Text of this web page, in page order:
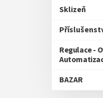
Sklizeň
Regulace -
BAZAR